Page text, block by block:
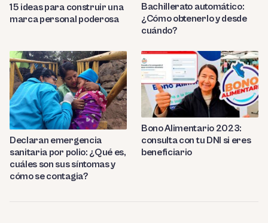
15 ideas para construir una
marca personal poderosa
Bachillerato automático:
¿Cómo obtenerlo y desde
cuándo?
Declaran emergencia
sanitaria por polio: ¿Qué es,
cuáles son sus síntomas y
cómo se contagia?
Bono Alimentario 2023:
consulta con tu DNI si eres
beneficiario